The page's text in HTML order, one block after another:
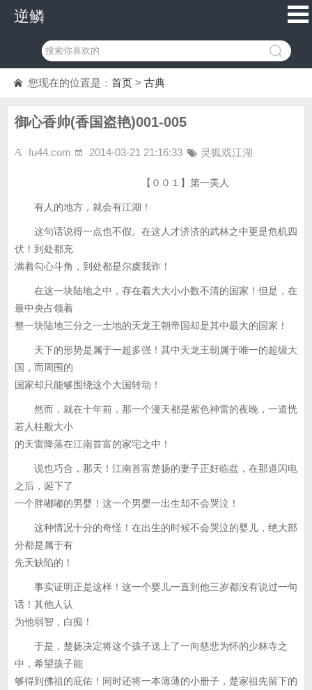
逆鳞
您现在的位置是： 首页 > 古典
御心香帅(香国盗艳)001-005
fu44.com 2014-03-21 21:16:33 灵狐戏江湖
【００１】第一美人
有人的地方，就会有江湖！
这句话说得一点也不假。在这人才济济的武林之中更是危机四
伏！到处都充
满着勾心斗角，到处都是尔虞我诈！
在这一块陆地之中，存在着大大小小数不清的国家！但是，在
最中央占领着
整一块陆地三分之一土地的天龙王朝帝国却是其中最大的国家！
天下的形势是属于一超多强！其中天龙王朝属于唯一的超级大
国，而周围的
国家却只能够围绕这个大国转动！
然而，就在十年前，那一个漫天都是紫色神雷的夜晚，一道恍
若人柱般大小
的天雷降落在江南首富的家宅之中！
说也巧合，那天！江南首富楚扬的妻子正好临盆，在那道闪电
之后，诞下了
一个胖嘟嘟的男婴！这一个男婴一出生却不会哭泣！
这种情况十分的奇怪！在出生的时候不会哭泣的婴儿，绝大部
分都是属于有
先天缺陷的！
事实证明正是这样！这一个婴儿一直到他三岁都没有说过一句
话！其他人认
为他弱智，白痴！
于是，楚扬决定将这个孩子送上了一向慈悲为怀的少林寺之
中，希望孩子能
够得到佛祖的庇佑！同时还将一本薄薄的小册子，楚家祖先留下的